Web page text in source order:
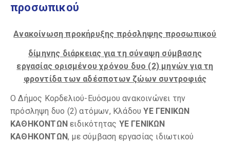
προσωπικού
Ανακοίνωση προκήρυξης πρόσληψης προσωπικού
δίμηνης διάρκειας για τη σύναψη σύμβασης
εργασίας ορισμένου χρόνου δυο (2) μηνών για τη
φροντίδα των αδέσποτων ζώων συντροφιάς
Ο Δήμος Κορδελιού-Ευόσμου ανακοινώνει την
πρόσληψη δυο (2) ατόμων, ΚλάδουΥΕ ΓΕΝΙΚΩΝ
ΚΑΘΗΚΟΝΤΩΝ ειδικότητας ΥΕ ΓΕΝΙΚΩΝ
ΚΑΘΗΚΟΝΤΩΝ, με σύμβαση εργασίας ιδιωτικού